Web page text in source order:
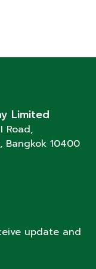
Limited
Road,
Bangkok 10400
update and